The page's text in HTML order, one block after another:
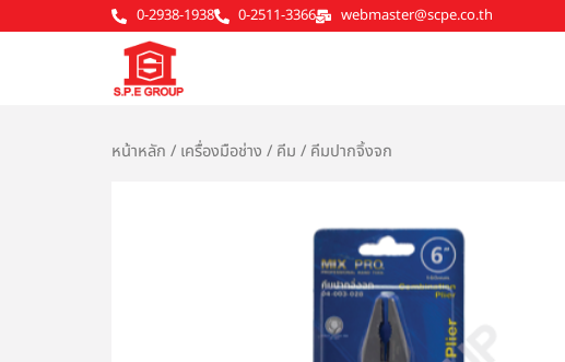
0-2938-1938 0-2511-3366 webmaster@scpe.co.th
หน้าหลัก / เครื่องมือช่าง / คีม / คีมปากจิ้งจก